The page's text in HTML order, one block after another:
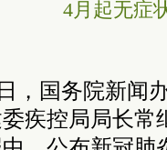
4月起无症
，国务院新闻
疾控局局长常